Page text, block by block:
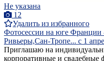
Не указана
12
Удалить из избранного
Фотосессии на юге Франции
Ривьеры,Сан-Тропе... с 1
Приглашаю на
корпоративные и свадебные